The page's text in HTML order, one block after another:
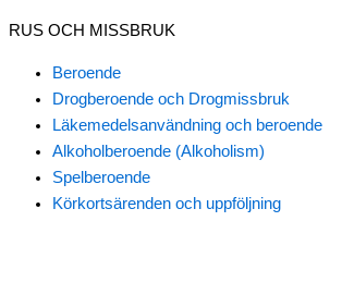
RUS OCH MISSBRUK
Beroende
Drogberoende och Drogmissbruk
Läkemedelsanvändning och beroende
Alkoholberoende (Alkoholism)
Spelberoende
Körkortsärenden och uppföljning